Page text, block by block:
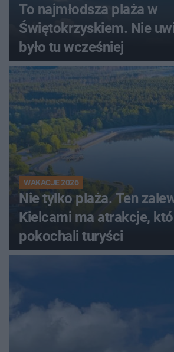
To najmłodsza plaża w
Świętokrzyskiem. Nie
było tu wcześniej
WAKACJE 2026
Nie tylko plaża. Ten
Kielcami ma atrakcje,
pokochali turyści